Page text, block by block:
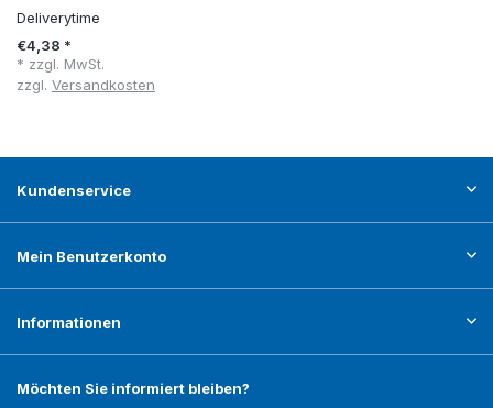
Deliverytime
€4,38 *
* zzgl. MwSt.
zzgl. Versandkosten
Kundenservice
Mein Benutzerkonto
Informationen
Möchten Sie informiert bleiben?